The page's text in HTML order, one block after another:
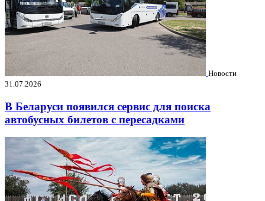
Новости
31.07.2026
В Беларуси появился сервис для поиска
автобусных билетов с пересадками